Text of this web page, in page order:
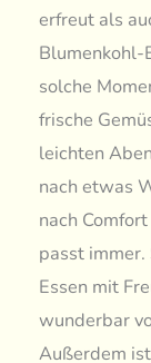
erfreut als
Blumenkohl-
solche
frische
leichten
nach etwas
nach
passt
Essen mit
wunderbar
Außerdem